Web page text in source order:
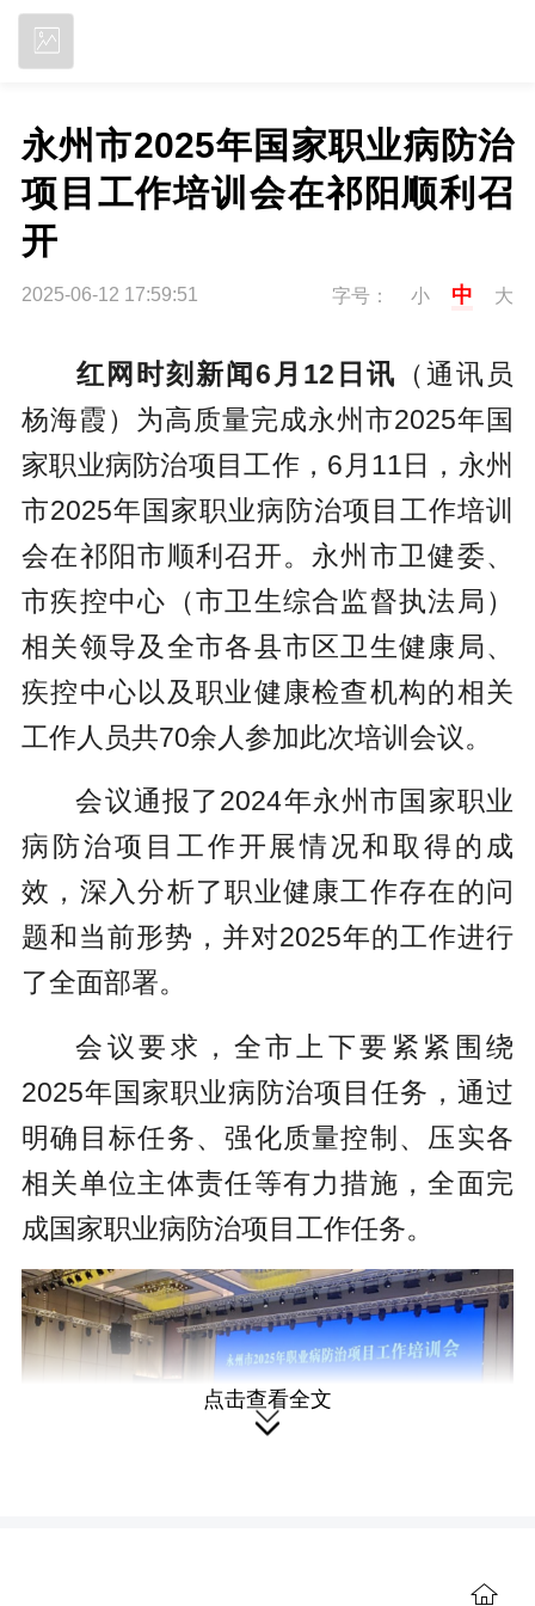
永州市2025年国家职业病防治
项目工作培训会在祁阳顺利召
开
2025-06-12 17:59:51 字号： 小 中 大
红网时刻新闻6月12日讯 （通讯员
杨海霞）为高质量完成永州市2025年国
家职业病防治项目工作，6月11日，永州
市2025年国家职业病防治项目工作培训
会在祁阳市顺利召开。永州市卫健委、
市疾控中心（市卫生综合监督执法局）
相关领导及全市各县市区卫生健康局、
疾控中心以及职业健康检查机构的相关
工作人员共70余人参加此次培训会议。
会议通报了2024年永州市国家职业
病防治项目工作开展情况和取得的成
效，深入分析了职业健康工作存在的问
题和当前形势，并对2025年的工作进行
了全面部署。
会议要求，全市上下要紧紧围绕
2025年国家职业病防治项目任务，通过
明确目标任务、强化质量控制、压实各
相关单位主体责任等有力措施，全面完
成国家职业病防治项目工作任务。
点击查看全文
